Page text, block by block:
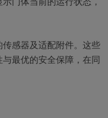
感器及适配附件。这些
最优的安全保障，在同